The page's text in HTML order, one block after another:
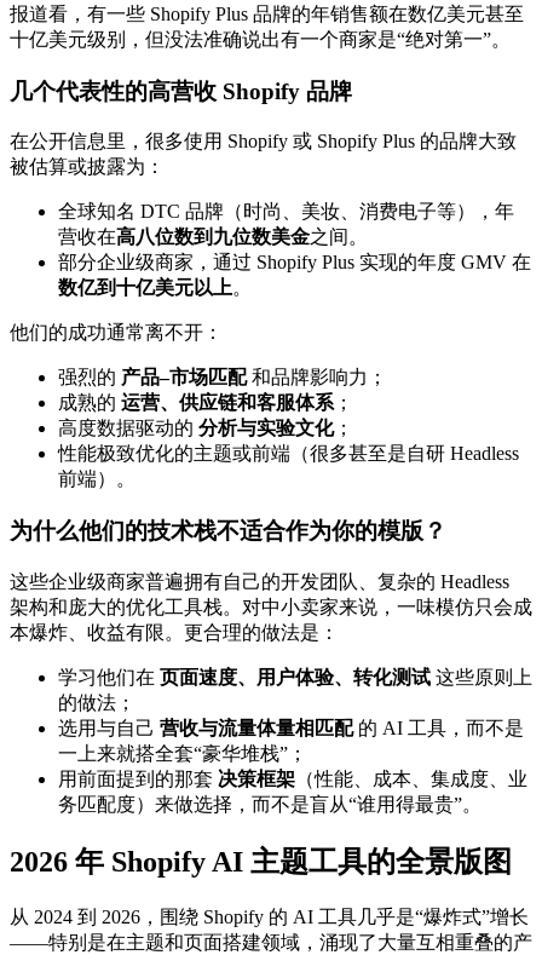
报道看，有一些 Shopify Plus 品牌的年销售额在数亿美元甚至
十亿美元级别，但没法准确说出有一个商家是“绝对第一”。
几个代表性的高营收 Shopify 品牌
在公开信息里，很多使用 Shopify 或 Shopify Plus 的品牌大致
被估算或披露为：
全球知名 DTC 品牌（时尚、美妆、消费电子等），年
营收在高八位数到九位数美金之间。
部分企业级商家，通过 Shopify Plus 实现的年度 GMV 在
数亿到十亿美元以上。
他们的成功通常离不开：
强烈的 产品–市场匹配和品牌影响力；
成熟的 运营、供应链和客服体系 ；
高度数据驱动的 分析与实验文化；
性能极致优化的主题或前端（很多甚至是自研 Headless
前端）。
为什么他们的技术栈不适合作为你的模版？
这些企业级商家普遍拥有自己的开发团队、复杂的 Headless
架构和庞大的优化工具栈。对中小卖家来说，一味模仿只会成
本爆炸、收益有限。更合理的做法是：
学习他们在 页面速度、用户体验、转化测试 这些原则上
的做法；
选用与自己 营收与流量体量相匹配的 AI 工具，而不是
一上来就搭全套“豪华堆栈”；
用前面提到的那套 决策框架 （性能、成本、集成度、业
务匹配度）来做选择，而不是盲从“谁用得最贵”。
2026 年 Shopify AI 主题工具的全景版图
从 2024 到 2026，围绕 Shopify 的 AI 工具几乎是“爆炸式”增长
——特别是在主题和页面搭建领域，涌现了大量互相重叠的产